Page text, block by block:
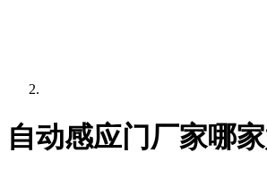
自动感应门厂家哪